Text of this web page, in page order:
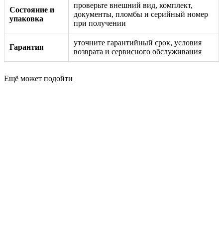
Состояние и
упаковка
проверьте внешний вид, комплект,
документы, пломбы и серийный номер
при получении
Гарантия
уточните гарантийный срок, условия
возврата и сервисного обслуживания
Ещё может подойти